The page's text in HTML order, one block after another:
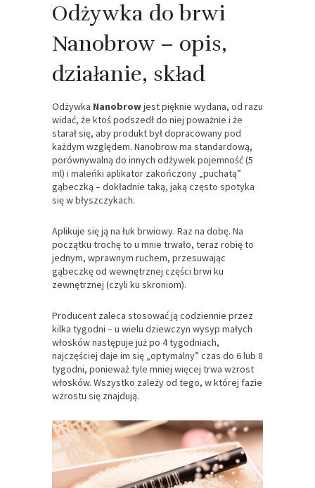
Odżywka do brwi
Nanobrow – opis,
działanie, skład
Odżywka Nanobrowjest pięknie wydana, od razu
widać, że ktoś podszedł do niej poważnie i że
starał się, aby produkt był dopracowany pod
każdym względem. Nanobrow ma standardową,
porównywalną do innych odżywek pojemność (5
ml) i maleńki aplikator zakończony „puchatą”
gąbeczką – dokładnie taką, jaką często spotyka
się w błyszczykach.
Aplikuje się ją na łuk brwiowy. Raz na dobę. Na
początku trochę to u mnie trwało, teraz robię to
jednym, wprawnym ruchem, przesuwając
gąbeczkę od wewnętrznej części brwi ku
zewnętrznej (czyli ku skroniom).
Producent zaleca stosować ją codziennie przez
kilka tygodni – u wielu dziewczyn wysyp małych
włosków następuje już po 4 tygodniach,
najczęściej daje im się „optymalny” czas do 6 lub 8
tygodni, ponieważ tyle mniej więcej trwa wzrost
włosków. Wszystko zależy od tego, w której fazie
wzrostu się znajdują.